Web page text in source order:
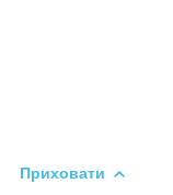
Приховати